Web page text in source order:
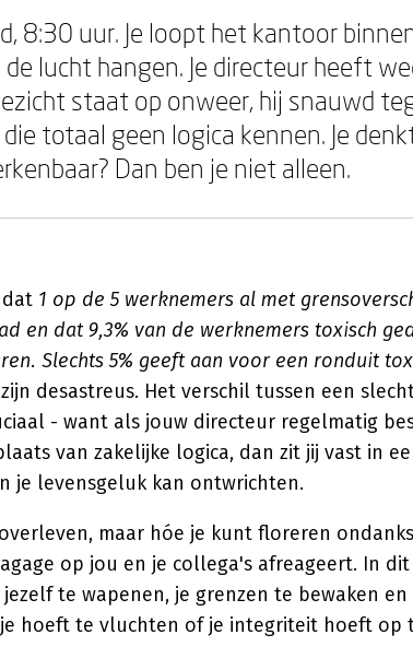
8:30 uur. Je loopt het kantoor
lucht hangen. Je directeur heeft
staat op onweer, hij snauwd
totaal geen logica kennen. Je
Dan ben je niet alleen.
1 op de 5 werknemers al met
en dat 9,3% van de werknemers toxisch
Slechts 5% geeft aan voor een ronduit
desastreus. Het verschil tussen een
- want als jouw directeur regelmatig
van zakelijke logica, dan zit jij vast in
je levensgeluk kan ontwrichten.
maar hóe je kunt floreren
op jou en je collega's afreageert. In
te wapenen, je grenzen te bewaken
hoeft te vluchten of je integriteit hoeft op